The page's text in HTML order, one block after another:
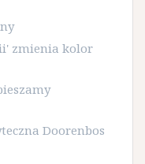
zmienia kolor
Doorenbos